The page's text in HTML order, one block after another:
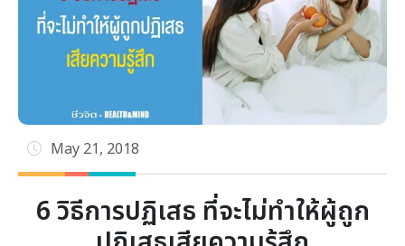
May 21, 2018
6 วิธีการปฏิเสธ ที่จะไม่ทำให้ผู้ถูก